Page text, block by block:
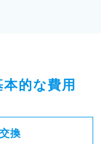
本的な費用
換